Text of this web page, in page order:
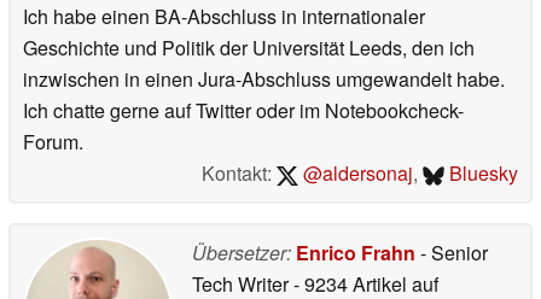
Ich habe einen BA-Abschluss in internationaler
Geschichte und Politik der Universität Leeds, den ich
inzwischen in einen Jura-Abschluss umgewandelt habe.
Ich chatte gerne auf Twitter oder im Notebookcheck-
Forum.
Kontakt:
@aldersonaj, Bluesky
Übersetzer: Enrico Frahn - Senior
Tech Writer- 9234 Artikel auf